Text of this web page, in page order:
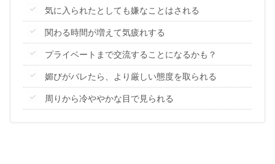
気に入られたとしても嫌なことはされる
関わる時間が増えて気疲れする
プライベートまで交流することになるかも？
媚びがバレたら、より厳しい態度を取られる
周りから冷ややかな目で見られる